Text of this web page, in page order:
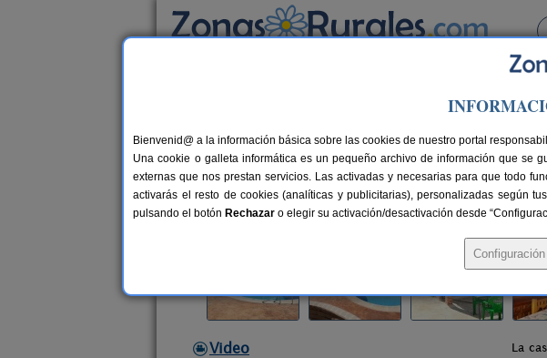
Busca por pueblo
> La Hijita
La Hijita
Vivienda turística en Navaluenga (Ávila)
Alquiler completo 2-22 plazas 40 km de Ávila
Video
La
Bienvenid@ a la información básica sobre las cookies de nuestro portal
Una cookie o galleta informática es un pequeño archivo de información que se
externas que nos prestan servicios. Las activadas y necesarias para que todo
activarás el resto de cookies (analíticas y publicitarias), personalizadas según
pulsando el botón Rechazar o elegir su activación/desactivación desde